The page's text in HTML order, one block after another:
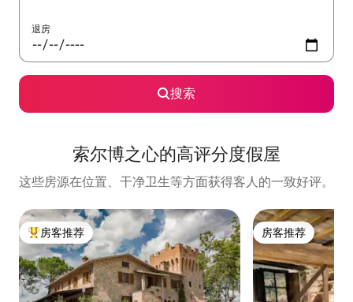
退房
搜索
索尔博之心的高评分度假屋
这些房源在位置、干净卫生等方面获得客人的一致好评。
热门「房客推荐」
房客推荐 房客推荐
房客推荐